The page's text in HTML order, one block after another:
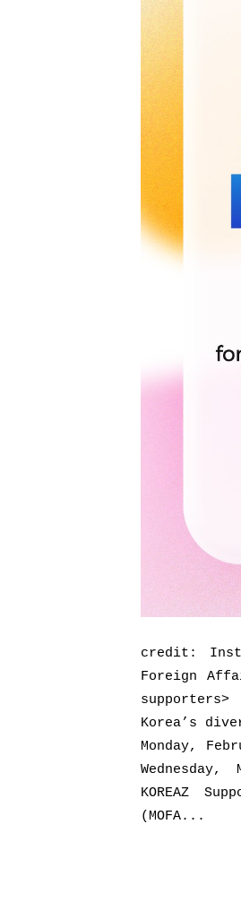
credit:
Foreign
Korea’s
Monday,
KOREAZ
(MOFA...